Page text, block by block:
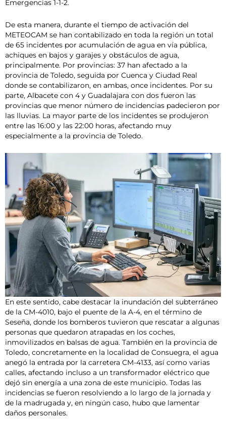
Emergencias 1-1-2.
De esta manera, durante el tiempo de activación del
METEOCAM se han contabilizado en toda la región un total
de 65 incidentes por acumulación de agua en vía pública,
achiques en bajos y garajes y obstáculos de agua,
principalmente. Por provincias: 37 han afectado a la
provincia de Toledo, seguida por Cuenca y Ciudad Real
donde se contabilizaron, en ambas, once incidentes. Por su
parte, Albacete con 4 y Guadalajara con dos fueron las
provincias que menor número de incidencias padecieron por
las lluvias. La mayor parte de los incidentes se produjeron
entre las 16:00 y las 22:00 horas, afectando muy
especialmente a la provincia de Toledo.
En este sentido, cabe destacar la inundación del subterráneo
de la CM-4010, bajo el puente de la A-4, en el término de
Seseña, donde los bomberos tuvieron que rescatar a algunas
personas que quedaron atrapadas en los coches,
inmovilizados en balsas de agua. También en la provincia de
Toledo, concretamente en la localidad de Consuegra, el agua
anegó la entrada por la carretera CM-4133, así como varias
calles, afectando incluso a un transformador eléctrico que
dejó sin energía a una zona de este municipio. Todas las
incidencias se fueron resolviendo a lo largo de la jornada y
de la madrugada y, en ningún caso, hubo que lamentar
daños personales.